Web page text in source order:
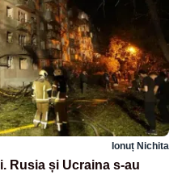
Ionuț Nichita
Rusia și Ucraina s-au